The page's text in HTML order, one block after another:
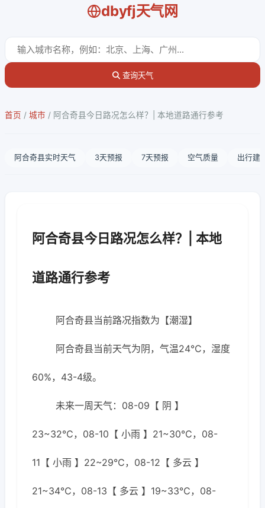
dbyfj天气网
查询天气
首页 / 城市 / 阿合奇县今日路况怎么样？| 本地道路通行参考
阿合奇县实时天气 3天预报 7天预报 空气质量 出行建
阿合奇县今日路况怎么样？| 本地
道路通行参考
阿合奇县当前路况指数为【潮湿】
阿合奇县当前天气为阴，气温24℃，湿度
60%，43-4级。
未来一周天气：08-09【 阴 】
23~32℃，08-10【 小雨 】21~30℃，08-
11【 小雨 】22~29℃，08-12【 多云 】
21~34℃，08-13【 多云 】19~33℃，08-